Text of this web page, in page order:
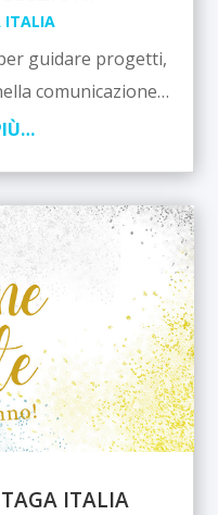
ITALIA
guidare progetti,
comunicazione…
ITALIA